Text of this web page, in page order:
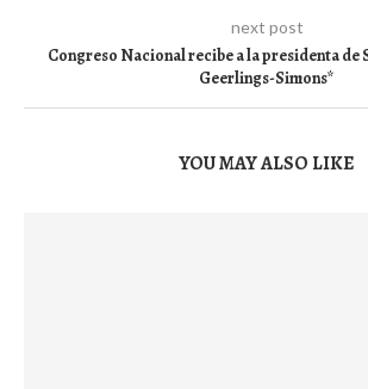
next post
Congreso Nacional recibe a la presidenta de
Geerlings-Simons*
YOU MAY ALSO LIKE